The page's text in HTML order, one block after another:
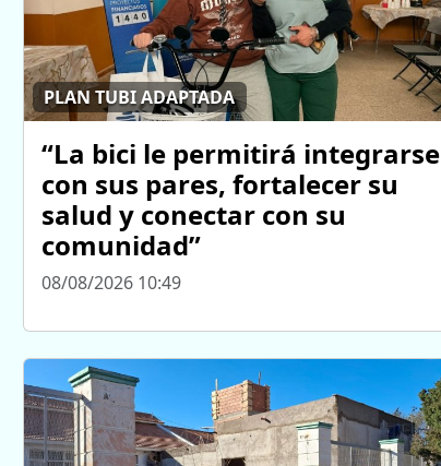
PLAN TUBI ADAPTADA
“La bici le permitirá integrarse
con sus pares, fortalecer su
salud y conectar con su
comunidad”
08/08/2026 10:49